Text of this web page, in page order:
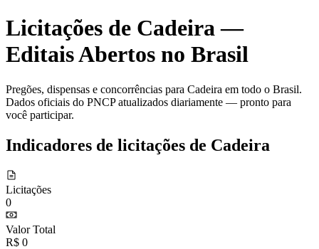
Licitações de Cadeira —
Editais Abertos no Brasil
Pregões, dispensas e concorrências para Cadeira em todo o Brasil.
Dados oficiais do PNCP atualizados diariamente — pronto para
você participar.
Indicadores de licitações de Cadeira
Licitações
0
Valor Total
R$ 0